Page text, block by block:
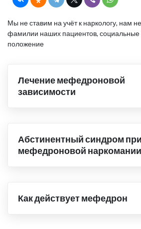
Мы не ставим на учёт к наркологу, нам
фамилии наших пациентов, социальные
положение
Лечение мефедроновой
зависимости
Абстинентный синдром при
мефедроновой наркомании
Как действует мефедрон